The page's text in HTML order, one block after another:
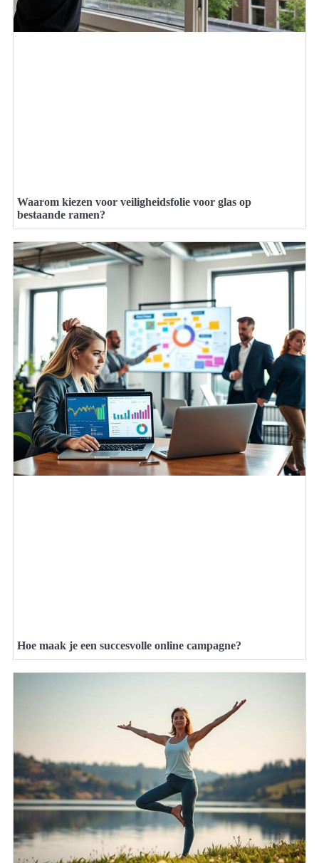
Waarom kiezen voor veiligheidsfolie voor glas op
bestaande ramen?
Hoe maak je een succesvolle online campagne?